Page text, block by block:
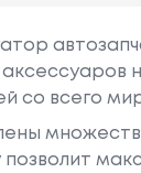
со всего